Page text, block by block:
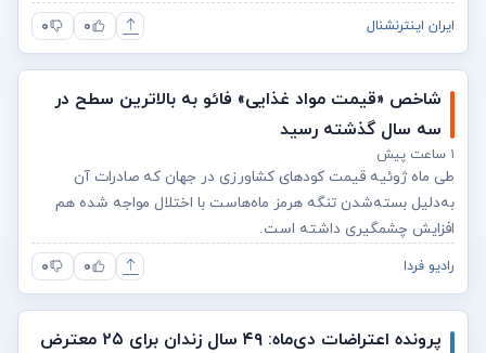
ایران اینترنشنال ۰ ۰
شاخص «قیمت مواد غذایی» فائو به بالاترین سطح در
سه سال گذشته رسید
۱ ساعت پیش
طی ماه ژوئیه قیمت کودهای کشاورزی در جهان که صادرات آن
به‌دلیل بسته‌شدن تنگه هرمز ماه‌هاست با اختلال مواجه شده هم
افزایش چشمگیری داشته است.
رادیو فردا ۰ ۰
پرونده اعتراضات دی‌ماه: ۴۹ سال زندان برای ۲۵ معترض